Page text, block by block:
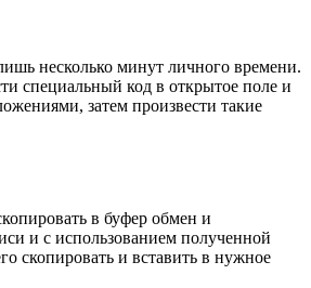
несколько минут личного времени.
специальный код в открытое поле и
затем произвести такие
в буфер обмен и
и с использованием полученной
скопировать и вставить в нужное